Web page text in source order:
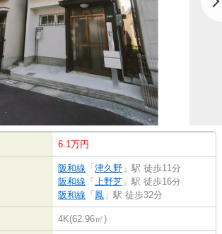
6.1万円
阪和線 「 津久野 」駅 徒歩11分
阪和線 「 上野芝 」駅 徒歩16分
阪和線 「 鳳 」駅 徒歩32分
4K(62.96㎡)